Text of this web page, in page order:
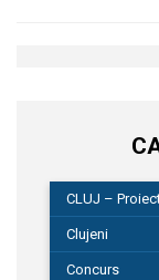
CLUJ –
Clujeni
Concurs